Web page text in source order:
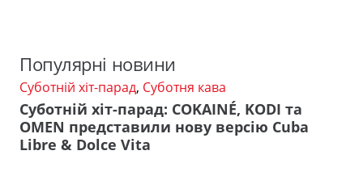
Популярні новини
Суботній хіт-парад, Суботня кава
Суботній хіт-парад: COKAINÉ, KODI та
OMEN представили нову версію Cuba
Libre & Dolce Vita